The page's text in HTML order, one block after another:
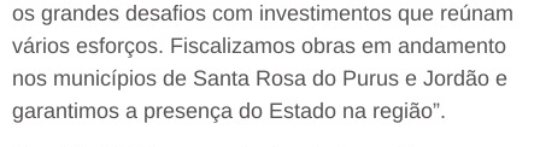
os grandes desafios com investimentos que reúnam
vários esforços. Fiscalizamos obras em andamento
nos municípios de Santa Rosa do Purus e Jordão e
garantimos a presença do Estado na região”.